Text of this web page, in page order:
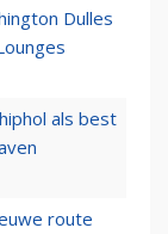
Dulles
als best
route